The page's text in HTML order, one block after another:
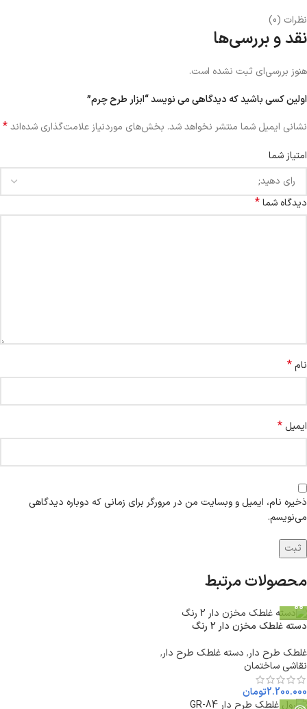
نظرات (0)
نقد و بررسی‌ها
هنوز بررسی‌ای ثبت نشده است.
اولین کسی باشید که دیدگاهی می نویسد “ابزار طرح چرم”
نشانی ایمیل شما منتشر نخواهد شد. بخش‌های موردنیاز علامت‌گذاری شده‌اند*
امتیاز شما
دیدگاه شما*
نام*
ایمیل *
ذخیره نام، ایمیل و وبسایت من در مرورگر برای زمانی که دوباره دیدگاهی
می‌نویسم.
محصولات مرتبط
دسته غلطک مخزن دار 2 رنگ
غلطک طرح دار, دسته غلطک طرح دار,
نقاشی ساختمان
2.200.000تومان